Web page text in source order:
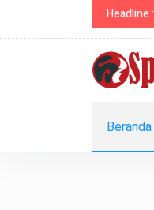
Headline :
Perekonomian 2023
Beranda